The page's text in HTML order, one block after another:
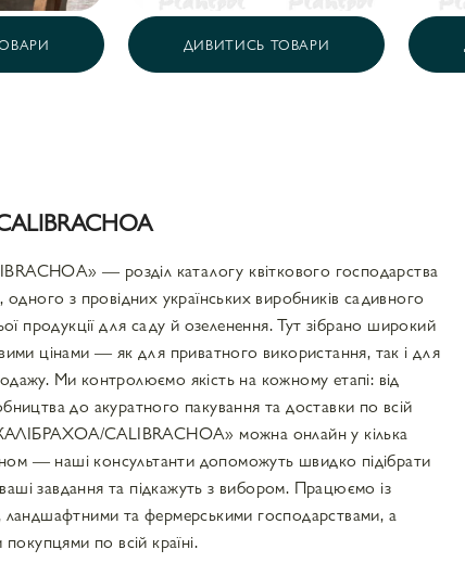
ДИВИТИСЬ ТОВАРИ
— розділ каталогу квіткового господарства
з провідних українських виробників садивного
продукції для саду й озеленення. Тут зібрано широкий
цінами — як для приватного використання, так і для
Ми контролюємо якість на кожному етапі: від
до акуратного пакування та доставки по всій
CALIBRACHOA» можна онлайн у кілька
— наші консультанти допоможуть швидко підібрати
ваші завдання та підкажуть з вибором. Працюємо із
та фермерськими господарствами, а
по всій країні.